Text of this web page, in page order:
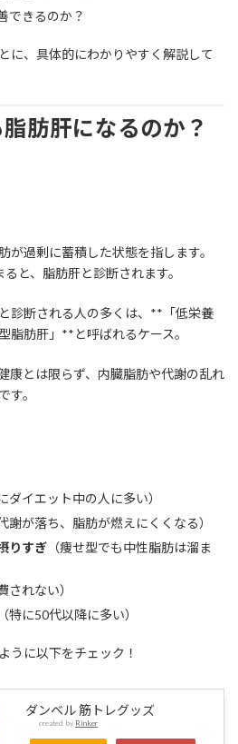
できるのか？
に、具体的にわかりやすく解説して
肪肝になるのか？
が過剰に蓄積した状態を指します。
と、脂肪肝と診断されます。
診断される人の多くは、**「低栄養
脂肪肝」**と呼ばれるケース。
康とは限らず、内臓脂肪や代謝の乱れ
す。
ダイエット中の人に多い）
謝が落ち、脂肪が燃えにくくなる）
りすぎ （痩せ型でも中性脂肪は溜ま
されない）
（特に50代以降に多い）
うに以下をチェック！
ダンベル 筋トレグッズ
created by Rinker